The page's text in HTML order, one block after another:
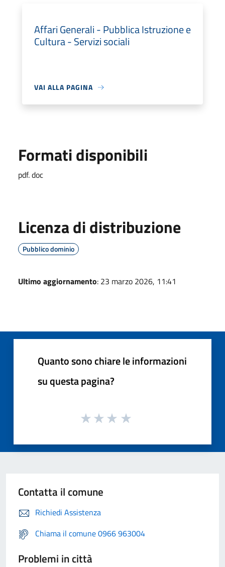
Affari Generali - Pubblica Istruzione e
Cultura - Servizi sociali
VAI ALLA PAGINA
Formati disponibili
pdf. doc
Licenza di distribuzione
Pubblico dominio
Ultimo aggiornamento: 23 marzo 2026, 11:41
Quanto sono chiare le informazioni
su questa pagina?
Contatta il comune
Richiedi Assistenza
Chiama il comune 0966 963004
Problemi in città